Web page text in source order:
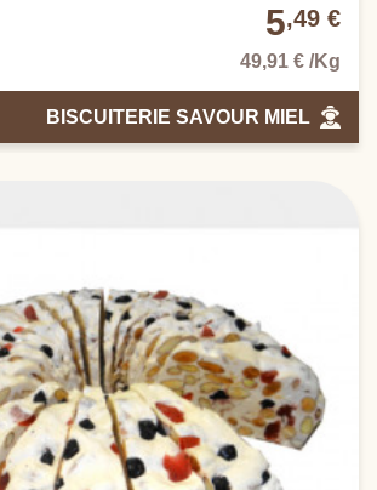
5,49 €
49,91 € /Kg
BISCUITERIE SAVOUR MIEL